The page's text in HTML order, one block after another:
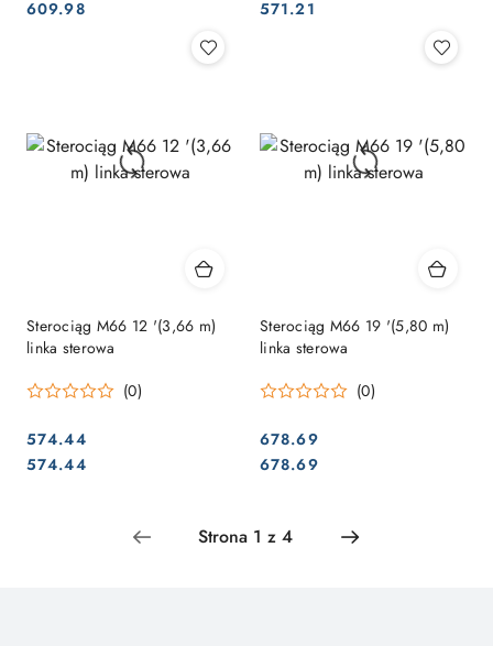
Cena:
Cena:
609.98 Cena:
Cena:
571.21
Sterociąg M66 12 '(3,66 m)
linka sterowa
(0)
Cena:
574.44
Cena:
574.44
Sterociąg M66 19 '(5,80 m)
linka sterowa
(0)
Cena:
678.69
Cena:
678.69